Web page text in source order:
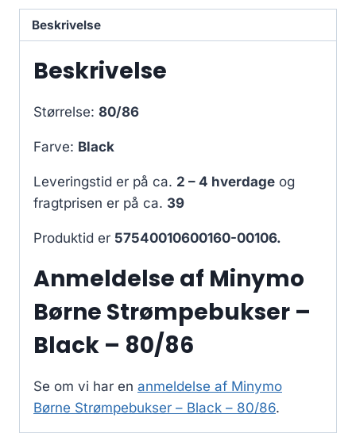
Beskrivelse
Beskrivelse
Størrelse: 80/86
Farve: Black
Leveringstid er på ca. 2 – 4 hverdage og
fragtprisen er på ca. 39
Produktid er 57540010600160-00106.
Anmeldelse af Minymo
Børne Strømpebukser –
Black – 80/86
Se om vi har en anmeldelse af Minymo
Børne Strømpebukser – Black – 80/86.